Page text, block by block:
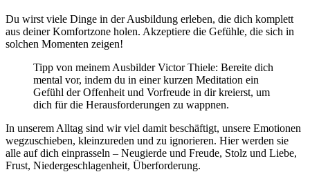
Du wirst viele Dinge in der Ausbildung erleben, die dich komplett
aus deiner Komfortzone holen. Akzeptiere die Gefühle, die sich in
solchen Momenten zeigen!
Tipp von meinem Ausbilder Victor Thiele: Bereite dich
mental vor, indem du in einer kurzen Meditation ein
Gefühl der Offenheit und Vorfreude in dir kreierst, um
dich für die Herausforderungen zu wappnen.
In unserem Alltag sind wir viel damit beschäftigt, unsere Emotionen
wegzuschieben, kleinzureden und zu ignorieren. Hier werden sie
alle auf dich einprasseln – Neugierde und Freude, Stolz und Liebe,
Frust, Niedergeschlagenheit, Überforderung.